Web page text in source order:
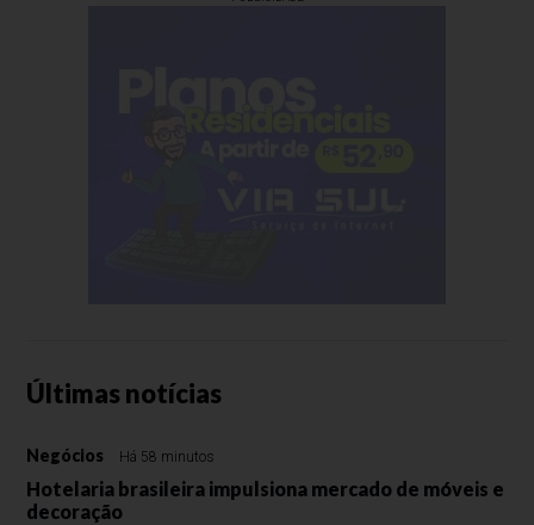
Últimas notícias
Negócios Há 58 minutos
Hotelaria brasileira impulsiona mercado de móveis e
decoração